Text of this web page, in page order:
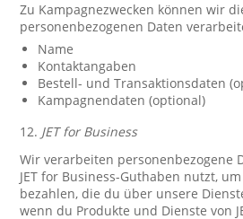
Zu Kampagnezwecken können wir
personenbezogenen Daten
Name
Kontaktangaben
Bestell- und Transaktionsdaten
Kampagnendaten (optional)
12. JET for Business
Wir verarbeiten personenbezogene
JET for Business-Guthaben nutzt,
bezahlen, die du über unsere
wenn du Produkte und Dienste von